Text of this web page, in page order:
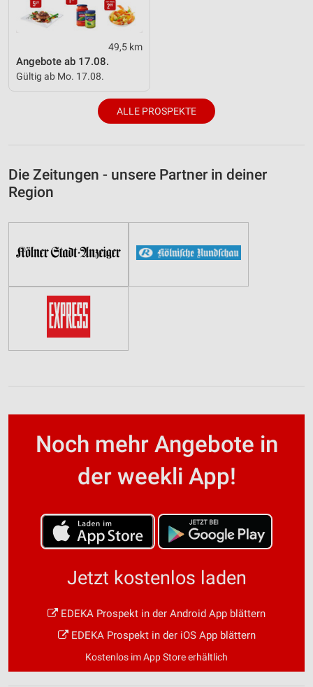
49,5 km
Angebote ab 17.08.
Gültig ab Mo. 17.08.
ALLE PROSPEKTE
Die Zeitungen - unsere Partner in deiner
Region
Noch mehr Angebote in
der weekli App!
Jetzt kostenlos laden
EDEKA Prospekt in der Android App blättern
EDEKA Prospekt in der iOS App blättern
Kostenlos im App Store erhältlich